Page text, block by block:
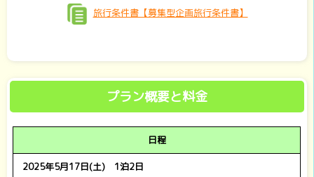
旅行条件書【募集型企画旅行条件書】
プラン概要と料金
日程
2025年5月17日(土) 1泊2日